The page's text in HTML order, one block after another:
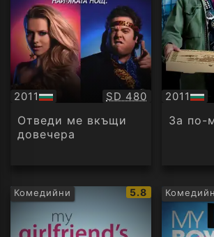
2011
БГ
аудио
Качество:
SD 480
Отведи ме вкъщи
довечера
2011
БГ
аудио
За по-
Комедийни
IMDb
рейтинг:
5.8